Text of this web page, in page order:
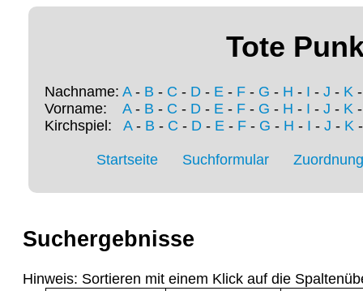
Tote
Nachname: A- B - C - D - E - F - G - H - I - J - K
Vorname: A- B - C - D - E - F - G - H - I - J - K
Kirchspiel: A- B - C - D- E- F- G - H - I - J - K
Startseite Suchformular
Suchergebnisse
Hinweis: Sortieren mit einem Klick auf die